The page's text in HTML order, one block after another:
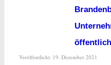
Veröffentlicht: 19. Dezember 2021